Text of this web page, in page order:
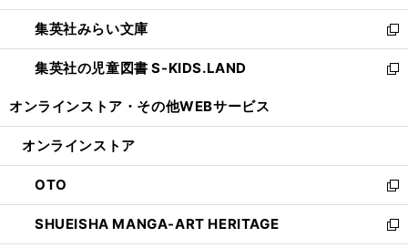
開
く
ウ
で
開
く
ン
ド
ウ
で
ウ
ィ
ン
ド
開
集英社みらい文庫
新
し
い
ン
ウ
で
開
く
集英社の児童図書 S-KIDS.LAND
新
ウ
ン
ド
ウ
で
開
オンラインストア・ その他WEBサービス
オンラインストア
OTO
新
し
い
SHUEISHA MANGA-ART HERITAGE
新